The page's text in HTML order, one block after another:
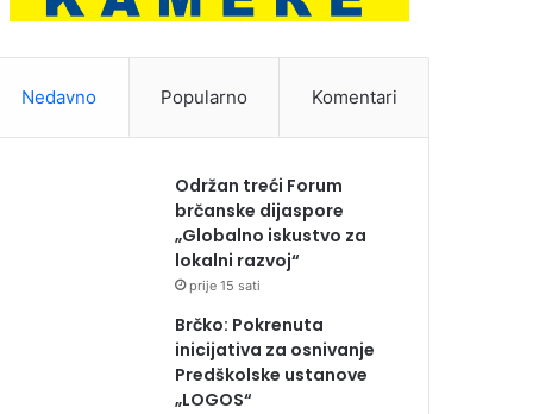
Nedavno Popularno Komentari
Održan treći Forum
brčanske dijaspore
„Globalno iskustvo za
lokalni razvoj“
prije 15 sati
Brčko: Pokrenuta
inicijativa za osnivanje
Predškolske ustanove
„LOGOS“